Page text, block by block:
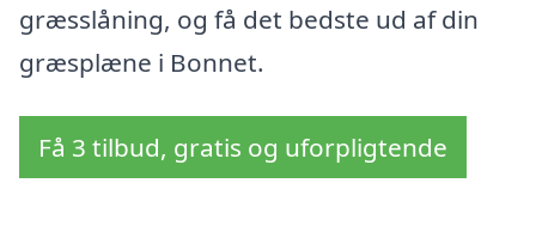
græsslåning, og få det bedste ud af din
græsplæne i Bonnet.
Få 3 tilbud, gratis og uforpligtende